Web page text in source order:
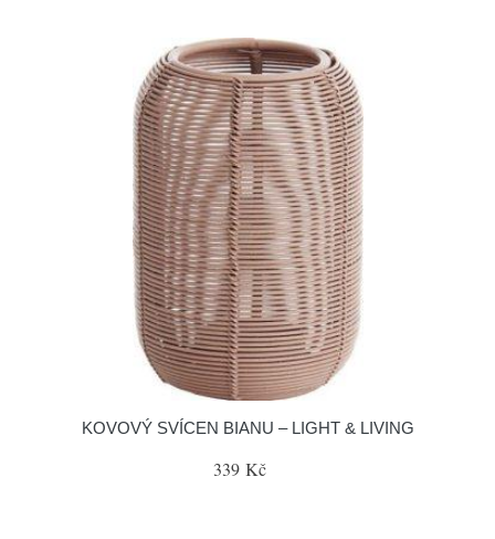
KOVOVÝ SVÍCEN BIANU – LIGHT & LIVING
339 Kč